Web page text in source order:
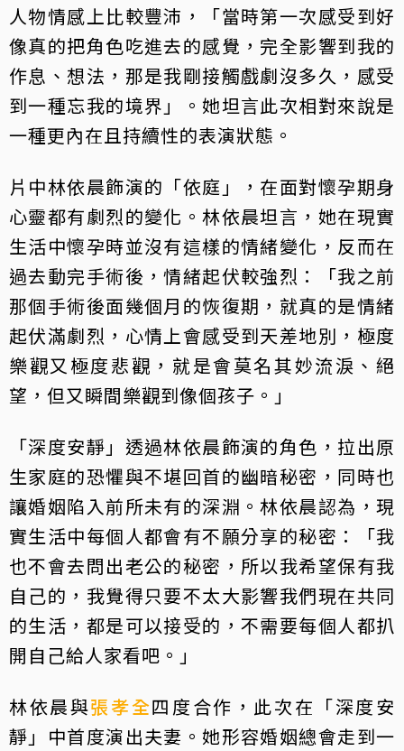
人物情感上比較豐沛，「當時第一次感受到好
像真的把角色吃進去的感覺，完全影響到我的
作息、想法，那是我剛接觸戲劇沒多久，感受
到一種忘我的境界」。她坦言此次相對來說是
一種更內在且持續性的表演狀態。
片中林依晨飾演的「依庭」，在面對懷孕期身
心靈都有劇烈的變化。林依晨坦言，她在現實
生活中懷孕時並沒有這樣的情緒變化，反而在
過去動完手術後，情緒起伏較強烈：「我之前
那個手術後面幾個月的恢復期，就真的是情緒
起伏滿劇烈，心情上會感受到天差地別，極度
樂觀又極度悲觀，就是會莫名其妙流淚、絕
望，但又瞬間樂觀到像個孩子。」
「深度安靜」透過林依晨飾演的角色，拉出原
生家庭的恐懼與不堪回首的幽暗秘密，同時也
讓婚姻陷入前所未有的深淵。林依晨認為，現
實生活中每個人都會有不願分享的秘密：「我
也不會去問出老公的秘密，所以我希望保有我
自己的，我覺得只要不太大影響我們現在共同
的生活，都是可以接受的，不需要每個人都扒
開自己給人家看吧。」
林依晨與張孝全四度合作，此次在「深度安
靜」中首度演出夫妻。她形容婚姻總會走到一